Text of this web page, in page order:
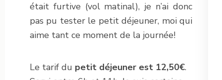
était furtive (vol matinal), je n’ai donc
pas pu tester le petit déjeuner, moi qui
aime tant ce moment de la journée!
Le tarif du petit déjeuner est 12,50€.